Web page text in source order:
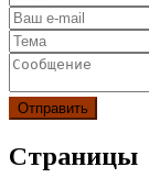
Отправить
Страницы